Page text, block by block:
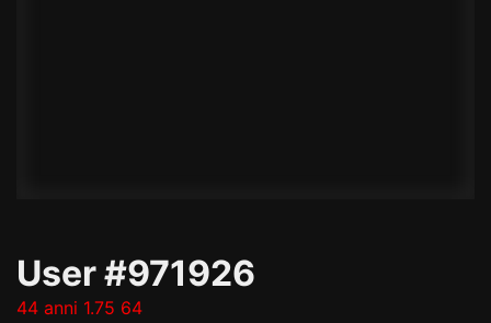
User #971926
44 anni 1.75 64